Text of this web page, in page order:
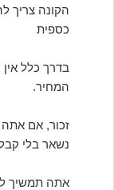
הקונה צריך
כספית
בדרך כלל
המחיר.
זכור, אם
נשאר בלי
אתה תמשיך